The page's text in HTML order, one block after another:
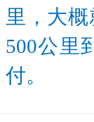
里，大
500公里
付。